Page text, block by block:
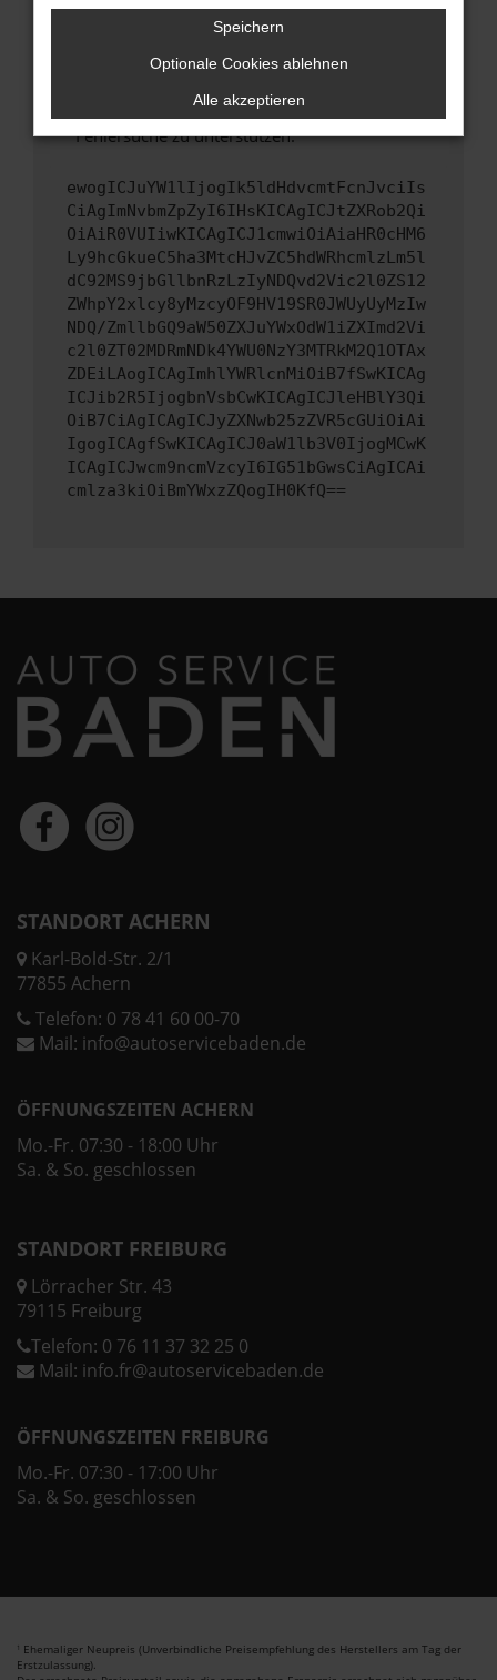
Wende dich an den Webseitenbetreiber.
Wenn du alle oben genannten Schritte versucht
hast, kontaktiere uns bitte. Wir werden
uns diesen Text schicken, um uns bei der
Fehlersuche zu unterstützen:
ewogICJuYW1lIjogIk5ldHdvcmtFcnJvciIs
CiAgImNvbmZpZyI6IHsKICAgICJtZXRob2Qi
OiAiR0VUIiwKICAgICJ1cmwiOiAiaHR0cHM6
Ly9hcGkueC5ha3MtcHJvZC5hdWRhcmlzLm5l
dC92MS9jbGllbnRzLzIyNDQvd2Vic2l0ZS12
ZWhpY2xlcy8yMzcyOF9HV19SR0JWUyUyMzIw
NDQ/ZmllbGQ9aW50ZXJuYWxOdW1iZXImd2Vi
c2l0ZT02MDRmNDk4YWU0NzY3MTRkM2Q1OTAx
ZDEiLAogICAgImhlYWRlcnMiOiB7fSwKICAg
ICJib2R5IjogbnVsbCwKICAgICJleHBlY3Qi
OiB7CiAgICAgICJyZXNwb25zZVR5cGUiOiAi
IgogICAgfSwKICAgICJ0aW1lb3V0IjogMCwK
ICAgICJwcm9ncmVzcyI6IG51bGwsCiAgICAi
cmlza3kiOiBmYWxzZQogIH0KfQ==
STANDORT ACHERN
Karl-Bold-Str. 2/1
77855 Achern
Telefon: 0 78 41 60 00-70
Mail: info@autoservicebaden.de
ÖFFNUNGSZEITEN ACHERN
Mo.-Fr. 07:30 - 18:00 Uhr
Sa. & So. geschlossen
STANDORT FREIBURG
Lörracher Str. 43
79115 Freiburg
Telefon: 0 76 11 37 32 25 0
Mail: info.fr@autoservicebaden.de
ÖFFNUNGSZEITEN FREIBURG
Mo.-Fr. 07:30 - 17:00 Uhr
Sa. & So. geschlossen
1 Ehemaliger Neupreis (Unverbindliche Preisempfehlung des Herstellers am Tag der
Erstzulassung).
Speichern
Optionale Cookies ablehnen
Alle akzeptieren